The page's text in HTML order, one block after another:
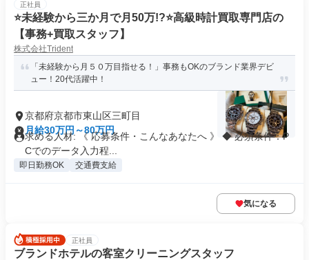
正社員
⭐未経験から三か月で月50万!?⭐高級時計買取専門店の
【事務+買取スタッフ】
株式会社Trident
「未経験から月５０万目指せる！」事務もOKのブランド業界デビ
ュー！20代活躍中！
京都府京都市東山区三町目
月給30万円～80万円
求める人材: 《 応募条件・こんなあなたへ 》 ◆ 必須条件：P
Cでのデータ入力程...
即日勤務OK 交通費支給
気になる
正社員
ブランドホテルの客室クリーニングスタッフ